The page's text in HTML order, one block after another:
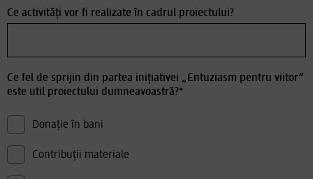
Ce activități vor fi realizate în cadrul proiectului?
Ce fel de sprijin din partea inițiativei „Entuziasm pentru viitor”
este util proiectului dumneavoastră?*
Donație în bani
Contribuții materiale